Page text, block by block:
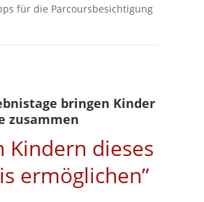
für die Parcoursbesichtigung
bringen Kinder
zusammen
Kindern dieses
ermöglichen”